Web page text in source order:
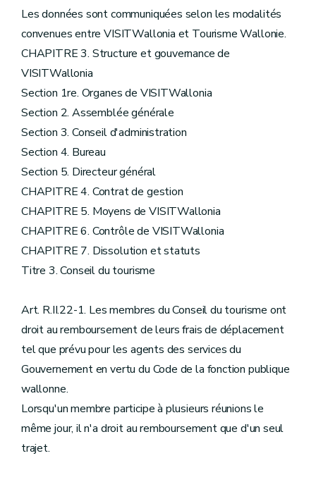
Les données sont communiquées selon les modalités
convenues entre VISITWallonia et Tourisme Wallonie.
CHAPITRE 3. Structure et gouvernance de
VISITWallonia
Section 1re. Organes de VISITWallonia
Section 2. Assemblée générale
Section 3. Conseil d'administration
Section 4. Bureau
Section 5. Directeur général
CHAPITRE 4. Contrat de gestion
CHAPITRE 5. Moyens de VISITWallonia
CHAPITRE 6. Contrôle de VISITWallonia
CHAPITRE 7. Dissolution et statuts
Titre 3. Conseil du tourisme
Art. R.II.22-1. Les membres du Conseil du tourisme ont
droit au remboursement de leurs frais de déplacement
tel que prévu pour les agents des services du
Gouvernement en vertu du Code de la fonction publique
wallonne.
Lorsqu'un membre participe à plusieurs réunions le
même jour, il n'a droit au remboursement que d'un seul
trajet.